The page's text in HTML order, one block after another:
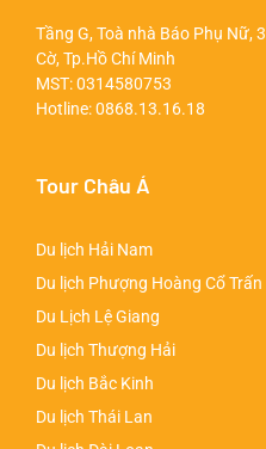
Tầng G, Toà nhà Báo Phụ Nữ,
Cờ, Tp.Hồ Chí Minh
MST: 0314580753
Hotline:0868.13.16.18
Tour Châu Á
Du lịch Hải Nam
Du lịch Phượng Hoàng Cổ Trấn
Du Lịch Lệ Giang
Du lịch Thượng Hải
Du lịch Bắc Kinh
Du lịch Thái Lan